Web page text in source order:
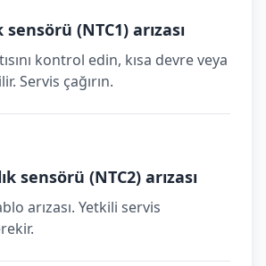
sensörü (NTC1) arızası
kontrol edin, kısa devre veya
Servis çağırın.
sensörü (NTC2) arızası
arızası. Yetkili servis